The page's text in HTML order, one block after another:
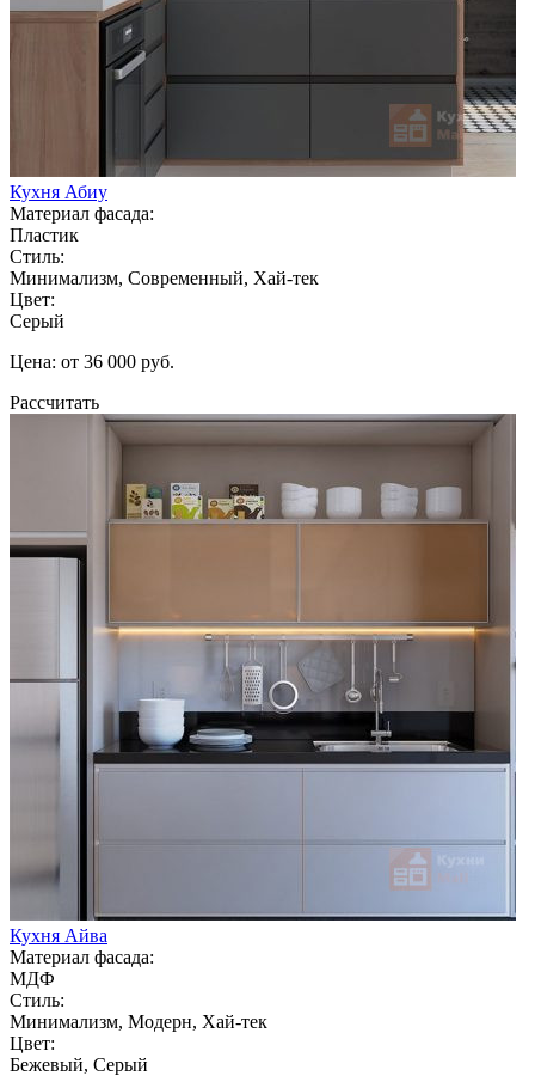
Кухня Абиу
Материал фасада:
Пластик
Стиль:
Минимализм, Современный, Хай-тек
Цвет:
Серый
Цена: от 36 000 руб.
Рассчитать
Кухня Айва
Материал фасада:
МДФ
Стиль:
Минимализм, Модерн, Хай-тек
Цвет:
Бежевый, Серый